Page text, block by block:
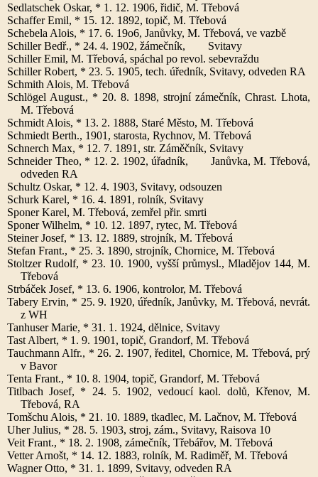
Sedlatschek Oskar, * 1. 12. 1906, řidič, M. Třebová
Schaffer Emil, * 15. 12. 1892, topič, M. Třebová
Schebela Alois, * 17. 6. 19o6, Janůvky, M. Třebová, ve vazbě
Schiller Bedř., * 24. 4. 1902, žámečník, Svitavy
Schiller Emil, M. Třebová, spáchal po revol. sebevraždu
Schiller Robert, * 23. 5. 1905, tech. úředník, Svitavy, odveden RA
Schmith Alois, M. Třebová
Schlögel August., * 20. 8. 1898, strojní zámečník, Chrast. Lhota,
M. Třebová
Schmidt Alois, * 13. 2. 1888, Staré Město, M. Třebová
Schmiedt Berth., 1901, starosta, Rychnov, M. Třebová
Schnerch Max, * 12. 7. 1891, str. Záměčník, Svitavy
Schneider Theo, * 12. 2. 1902, úřadník, Janůvka, M. Třebová,
odveden RA
Schultz Oskar, * 12. 4. 1903, Svitavy, odsouzen
Schurk Karel, * 16. 4. 1891, rolník, Svitavy
Sponer Karel, M. Třebová, zemřel přir. smrti
Sponer Wilhelm, * 10. 12. 1897, rytec, M. Třebová
Steiner Josef, * 13. 12. 1889, strojník, M. Třebová
Stefan Frant., * 25. 3. 1890, strojník, Chornice, M. Třebová
Stoltzer Rudolf, * 23. 10. 1900, vyšší průmysl., Mladějov 144, M.
Třebová
Strbáček Josef, * 13. 6. 1906, kontrolor, M. Třebová
Tabery Ervin, * 25. 9. 1920, úředník, Janůvky, M. Třebová, nevrát.
z WH
Tanhuser Marie, * 31. 1. 1924, dělnice, Svitavy
Tast Albert, * 1. 9. 1901, topič, Grandorf, M. Třebová
Tauchmann Alfr., * 26. 2. 1907, ředitel, Chornice, M. Třebová, prý
v Bavor
Tenta Frant., * 10. 8. 1904, topič, Grandorf, M. Třebová
Titlbach Josef, * 24. 5. 1902, vedoucí kaol. dolů, Křenov, M.
Třebová, RA
Tomšchu Alois, * 21. 10. 1889, tkadlec, M. Lačnov, M. Třebová
Uher Julius, * 28. 5. 1903, stroj, zám., Svitavy, Raisova 10
Veit Frant., * 18. 2. 1908, zámečník, Třebářov, M. Třebová
Vetter Arnošt, * 14. 12. 1883, rolník, M. Radiměř, M. Třebová
Wagner Otto, * 31. 1. 1899, Svitavy, odveden RA